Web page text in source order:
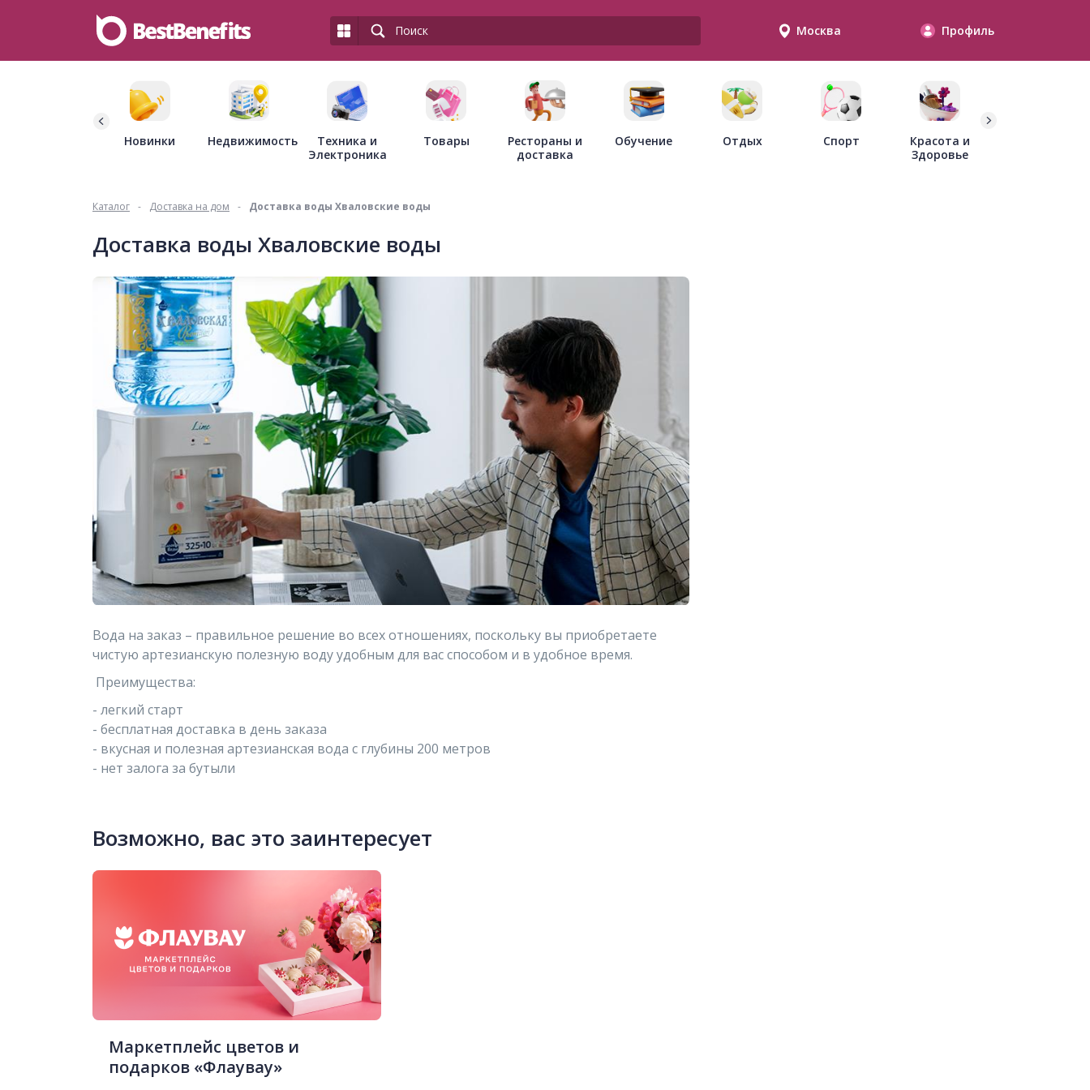
Москва Профиль
Новинки Недвижимость
Техника и
Электроника
Товары
Рестораны и
доставка
Обучение Отдых Спорт
Красота и
Здоровье
Каталог - Доставка на дом - Доставка воды Хваловские воды
Доставка воды Хваловские воды
Вода на заказ – правильное решение во всех отношениях, поскольку вы приобретаете
чистую артезианскую полезную воду удобным для вас способом и в удобное время.
Преимущества:
- легкий старт
- бесплатная доставка в день заказа
- вкусная и полезная артезианская вода с глубины 200 метров
- нет залога за бутыли
Возможно, вас это заинтересует
Маркетплейс цветов и
подарков «Флаувау»